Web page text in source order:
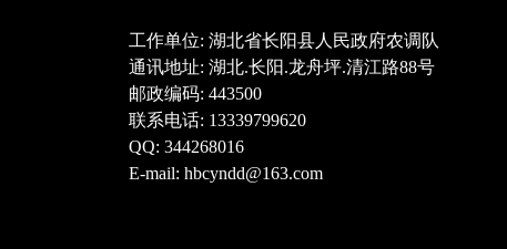
工作单位: 湖北省长阳县人民政府农调队
通讯地址: 湖北.长阳.龙舟坪.清江路88号
邮政编码: 443500
联系电话: 13339799620
QQ: 344268016
E-mail: hbcyndd@163.com